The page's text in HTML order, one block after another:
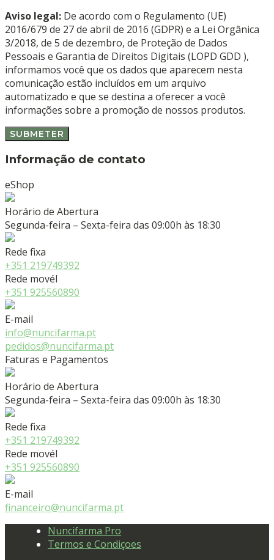
Aviso legal: De acordo com o Regulamento (UE)
2016/679 de 27 de abril de 2016 (GDPR) e a Lei Orgânica
3/2018, de 5 de dezembro, de Proteção de Dados
Pessoais e Garantia de Direitos Digitais (LOPD GDD ),
informamos você que os dados que aparecem nesta
comunicação estão incluídos em um arquivo
automatizado e que se destina a oferecer a você
informações sobre a promoção de nossos produtos.
Informação de contato
eShop
Horário de Abertura
Segunda-feira – Sexta-feira das 09:00h às 18:30
Rede fixa
+351 219749392
Rede movél
+351 925560890
E-mail
info@nuncifarma.pt
pedidos@nuncifarma.pt
Faturas e Pagamentos
Horário de Abertura
Segunda-feira – Sexta-feira das 09:00h às 18:30
Rede fixa
+351 219749392
Rede movél
+351 925560890
E-mail
financeiro@nuncifarma.pt
Nuncifarma Pro
Termos e Condiçoes